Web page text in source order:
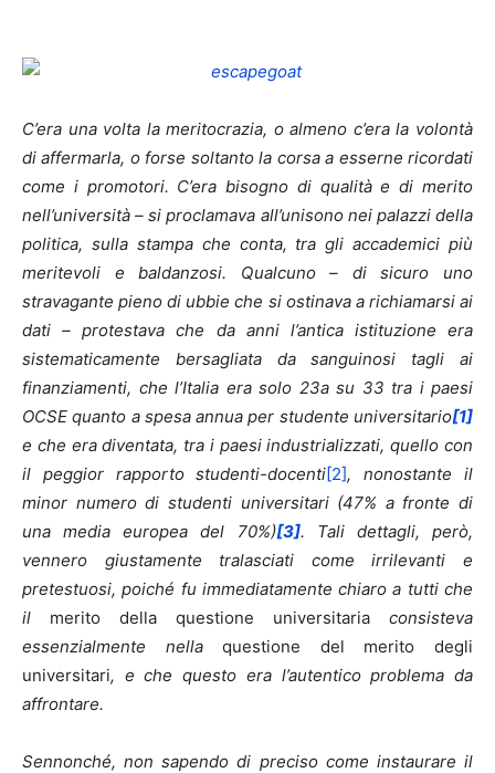
C’era una volta la meritocrazia, o almeno c’era la volontà
di affermarla, o forse soltanto la corsa a esserne ricordati
come i promotori. C’era bisogno di qualità e di merito
nell’università – si proclamava all’unisono nei palazzi della
politica, sulla stampa che conta, tra gli accademici più
meritevoli e baldanzosi. Qualcuno – di sicuro uno
stravagante pieno di ubbie che si ostinava a richiamarsi ai
dati – protestava che da anni l’antica istituzione era
sistematicamente bersagliata da sanguinosi tagli ai
finanziamenti, che l’Italia era solo 23a su 33 tra i paesi
OCSE quanto a spesa annua per studente universitario[1]
e che era diventata, tra i paesi industrializzati, quello con
il peggior rapporto studenti-docenti[2], nonostante il
minor numero di studenti universitari (47% a fronte di
una media europea del 70%)[3]. Tali dettagli, però,
vennero giustamente tralasciati come irrilevanti e
pretestuosi, poiché fu immediatamente chiaro a tutti che
il merito della questione universitaria consisteva
essenzialmente nellaquestione del merito degli
universitari, e che questo era l’autentico problema da
affrontare.
Sennonché, non sapendo di preciso come instaurare il